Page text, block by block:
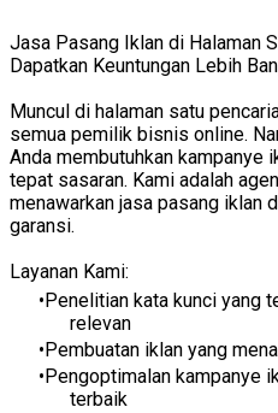
Jasa Pasang Iklan di Halaman
Dapatkan Keuntungan Lebih
Muncul di halaman satu
semua pemilik bisnis online.
Anda membutuhkan kampanye
tepat sasaran. Kami adalah
menawarkan jasa pasang iklan
garansi.
Layanan Kami:
Penelitian kata kunci yang
relevan
Pembuatan iklan yang
Pengoptimalan kampanye
terbaik